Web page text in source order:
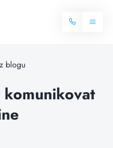
Toggle
internetu
blogu
komunikovat